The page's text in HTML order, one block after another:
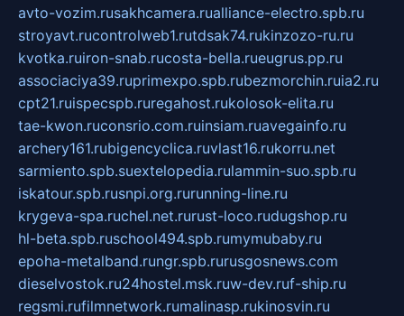
avto-vozim.rusakhcamera.rualliance-electro.spb.ru
stroyavt.rucontrolweb1.rutdsak74.rukinzozo-ru.ru
kvotka.ruiron-snab.rucosta-bella.rueugrus.pp.ru
associaciya39.ruprimexpo.spb.rubezmorchin.ruia2.ru
cpt21.ruispecspb.ruregahost.rukolosok-elita.ru
tae-kwon.ruconsrio.com.ruinsiam.ruavegainfo.ru
archery161.rubigencyclica.ruvlast16.rukorru.net
sarmiento.spb.suextelopedia.rulammin-suo.spb.ru
iskatour.spb.rusnpi.org.rurunning-line.ru
krygeva-spa.ruchel.net.rurust-loco.rudugshop.ru
hl-beta.spb.ruschool494.spb.rumymubaby.ru
epoha-metalband.rungr.spb.rurusgosnews.com
dieselvostok.ru24hostel.msk.ruw-dev.ruf-ship.ru
regsmi.rufilmnetwork.rumalinasp.rukinosvin.ru